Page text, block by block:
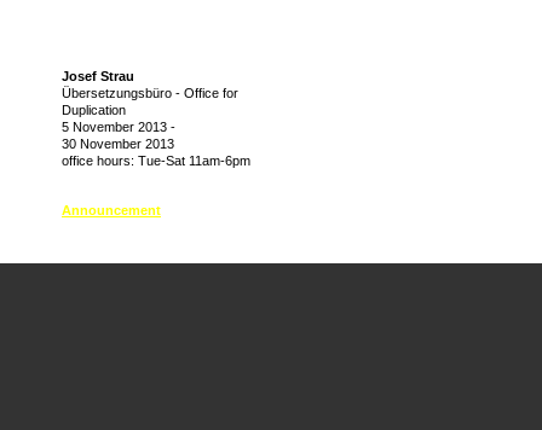
Josef Strau
Übersetzungsbüro - Office for
Duplication
5 November 2013 -
30 November 2013
office hours: Tue-Sat 11am-6pm
Announcement